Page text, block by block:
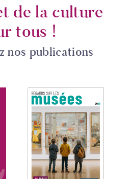
de la culture
tous !
nos publications